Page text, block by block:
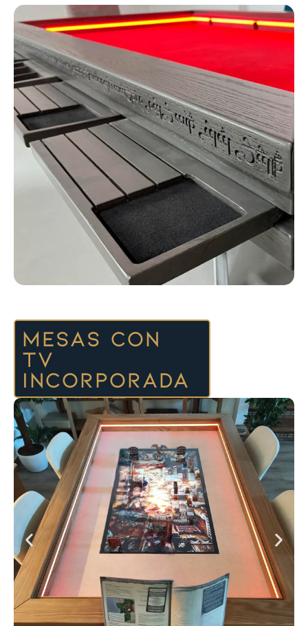
Mesas Con
TV
INCORPORADA